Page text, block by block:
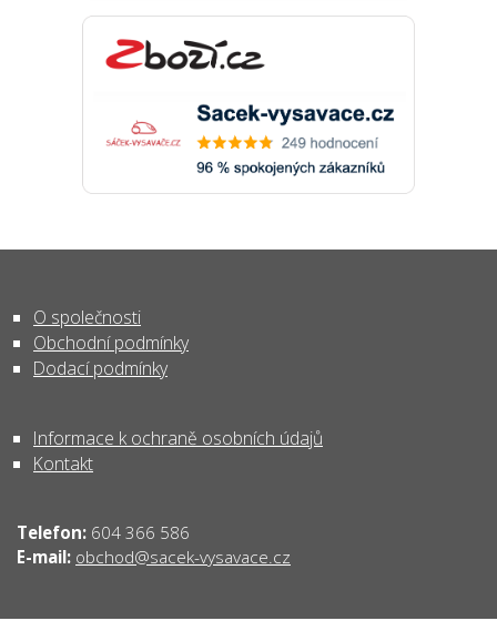
O společnosti
Obchodní podmínky
Dodací podmínky
Informace k ochraně osobních údajů
Kontakt
Telefon: 604 366 586
E-mail: obchod@sacek-vysavace.cz